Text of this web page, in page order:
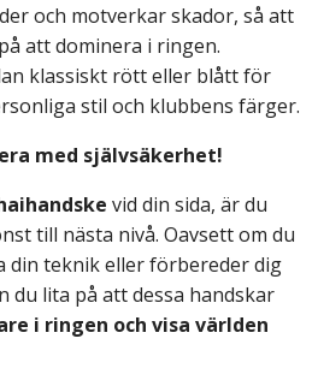
och motverkar skador, så att
att dominera i ringen.
klassiskt rött eller blått för
stil och klubbens färger.
med självsäkerhet!
vid din sida, är du
till nästa nivå. Oavsett om du
teknik eller förbereder dig
du lita på att dessa handskar
i ringen och visa världen